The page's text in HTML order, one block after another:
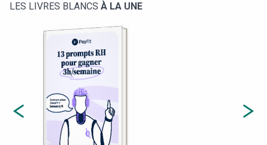
LES LIVRES BLANCS À LA UNE